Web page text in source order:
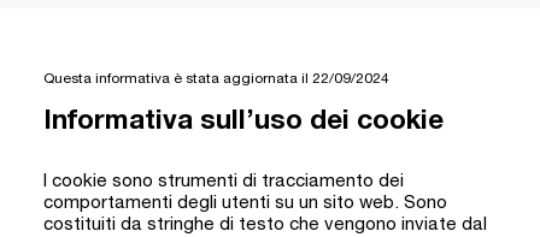
Questa informativa è stata aggiornata il 22/09/2024
Informativa sull’uso dei cookie
I cookie sono strumenti di tracciamento dei
comportamenti degli utenti su un sito web. Sono
costituiti da stringhe di testo che vengono inviate dal